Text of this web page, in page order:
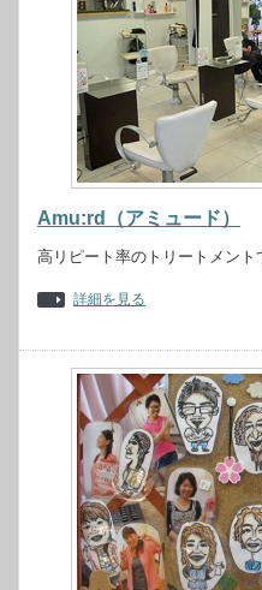
Amu:rd（アミュード）
高リピート率のトリートメント
詳細を見る